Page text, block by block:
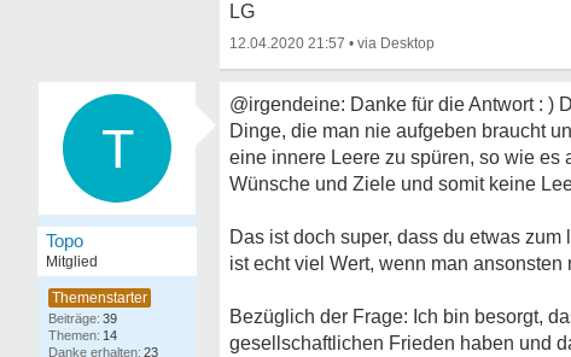
LG
12.04.2020 21:57 •
T
Topo
Mitglied
39
14
23
@irgendeine: Danke für die Antwort : )
Dinge, die man nie aufgeben braucht
eine innere Leere zu spüren, so wie es
Wünsche und Ziele und somit keine
Das ist doch super, dass du etwas
ist echt viel Wert, wenn man
Bezüglich der Frage: Ich bin besorgt,
gesellschaftlichen Frieden haben und